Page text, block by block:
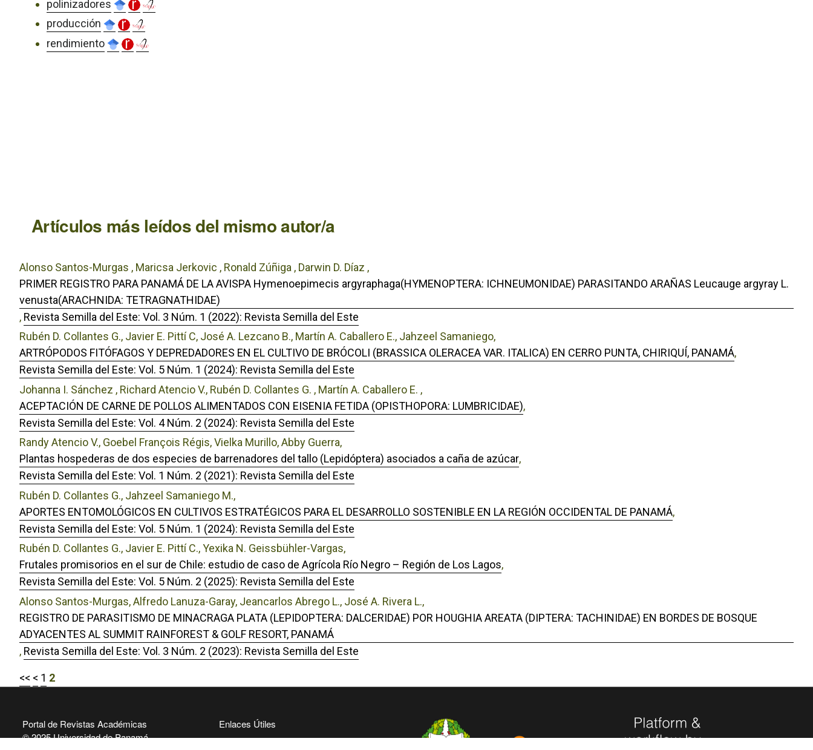
polinizadores
producción
rendimiento
Artículos más leídos del mismo autor/a
Alonso Santos-Murgas , Maricsa Jerkovic , Ronald Zúñiga , Darwin D. Díaz ,
PRIMER REGISTRO PARA PANAMÁ DE LA AVISPA Hymenoepimecis argyraphaga(HYMENOPTERA: ICHNEUMONIDAE) PARASITANDO ARAÑAS Leucauge argyray L.
venusta(ARACHNIDA: TETRAGNATHIDAE)
, Revista Semilla del Este: Vol. 3 Núm. 1 (2022): Revista Semilla del Este
Rubén D. Collantes G., Javier E. Pittí C, José A. Lezcano B., Martín A. Caballero E., Jahzeel Samaniego,
ARTRÓPODOS FITÓFAGOS Y DEPREDADORES EN EL CULTIVO DE BRÓCOLI (BRASSICA OLERACEA VAR. ITALICA) EN CERRO PUNTA, CHIRIQUÍ, PANAMÁ,
Revista Semilla del Este: Vol. 5 Núm. 1 (2024): Revista Semilla del Este
Johanna I. Sánchez , Richard Atencio V., Rubén D. Collantes G. , Martín A. Caballero E. ,
ACEPTACIÓN DE CARNE DE POLLOS ALIMENTADOS CON EISENIA FETIDA (OPISTHOPORA: LUMBRICIDAE),
Revista Semilla del Este: Vol. 4 Núm. 2 (2024): Revista Semilla del Este
Randy Atencio V., Goebel François Régis, Vielka Murillo, Abby Guerra,
Plantas hospederas de dos especies de barrenadores del tallo (Lepidóptera) asociados a caña de azúcar,
Revista Semilla del Este: Vol. 1 Núm. 2 (2021): Revista Semilla del Este
Rubén D. Collantes G., Jahzeel Samaniego M.,
APORTES ENTOMOLÓGICOS EN CULTIVOS ESTRATÉGICOS PARA EL DESARROLLO SOSTENIBLE EN LA REGIÓN OCCIDENTAL DE PANAMÁ,
Revista Semilla del Este: Vol. 5 Núm. 1 (2024): Revista Semilla del Este
Rubén D. Collantes G., Javier E. Pittí C., Yexika N. Geissbühler-Vargas,
Frutales promisorios en el sur de Chile: estudio de caso de Agrícola Río Negro – Región de Los Lagos,
Revista Semilla del Este: Vol. 5 Núm. 2 (2025): Revista Semilla del Este
Alonso Santos-Murgas, Alfredo Lanuza-Garay, Jeancarlos Abrego L., José A. Rivera L.,
REGISTRO DE PARASITISMO DE MINACRAGA PLATA (LEPIDOPTERA: DALCERIDAE) POR HOUGHIA AREATA (DIPTERA: TACHINIDAE) EN BORDES DE BOSQUE
ADYACENTES AL SUMMIT RAINFOREST & GOLF RESORT, PANAMÁ
, Revista Semilla del Este: Vol. 3 Núm. 2 (2023): Revista Semilla del Este
<< < 1 2
Portal de Revistas Académicas
© 2025 Universidad de Panamá
Enlaces Útiles
Universidad de Panamá